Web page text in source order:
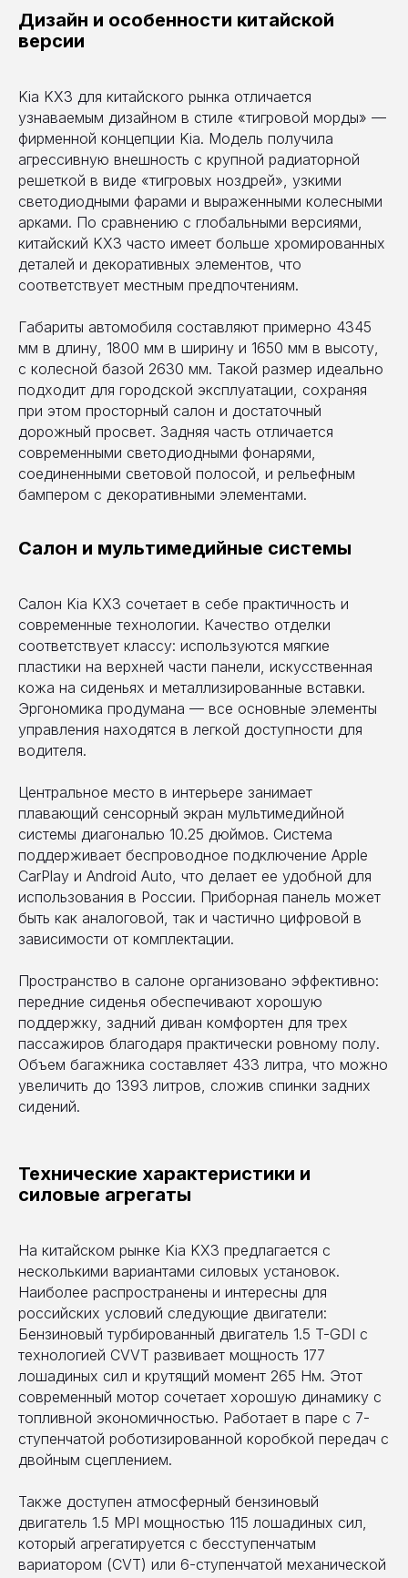
Дизайн и особенности китайской
версии
Kia KX3 для китайского рынка отличается
узнаваемым дизайном в стиле «тигровой морды» —
фирменной концепции Kia. Модель получила
агрессивную внешность с крупной радиаторной
решеткой в виде «тигровых ноздрей», узкими
светодиодными фарами и выраженными колесными
арками. По сравнению с глобальными версиями,
китайский KX3 часто имеет больше хромированных
деталей и декоративных элементов, что
соответствует местным предпочтениям.
Габариты автомобиля составляют примерно 4345
мм в длину, 1800 мм в ширину и 1650 мм в высоту,
с колесной базой 2630 мм. Такой размер идеально
подходит для городской эксплуатации, сохраняя
при этом просторный салон и достаточный
дорожный просвет. Задняя часть отличается
современными светодиодными фонарями,
соединенными световой полосой, и рельефным
бампером с декоративными элементами.
Салон и мультимедийные системы
Салон Kia KX3 сочетает в себе практичность и
современные технологии. Качество отделки
соответствует классу: используются мягкие
пластики на верхней части панели, искусственная
кожа на сиденьях и металлизированные вставки.
Эргономика продумана — все основные элементы
управления находятся в легкой доступности для
водителя.
Центральное место в интерьере занимает
плавающий сенсорный экран мультимедийной
системы диагональю 10.25 дюймов. Система
поддерживает беспроводное подключение Apple
CarPlay и Android Auto, что делает ее удобной для
использования в России. Приборная панель может
быть как аналоговой, так и частично цифровой в
зависимости от комплектации.
Пространство в салоне организовано эффективно:
передние сиденья обеспечивают хорошую
поддержку, задний диван комфортен для трех
пассажиров благодаря практически ровному полу.
Объем багажника составляет 433 литра, что можно
увеличить до 1393 литров, сложив спинки задних
сидений.
Технические характеристики и
силовые агрегаты
На китайском рынке Kia KX3 предлагается с
несколькими вариантами силовых установок.
Наиболее распространены и интересны для
российских условий следующие двигатели:
Бензиновый турбированный двигатель 1.5 T-GDI с
технологией CVVT развивает мощность 177
лошадиных сил и крутящий момент 265 Нм. Этот
современный мотор сочетает хорошую динамику с
топливной экономичностью. Работает в паре с 7-
ступенчатой роботизированной коробкой передач с
двойным сцеплением.
Также доступен атмосферный бензиновый
двигатель 1.5 MPI мощностью 115 лошадиных сил,
который агрегатируется с бесступенчатым
вариатором (CVT) или 6-ступенчатой механической